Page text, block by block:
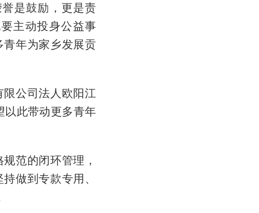
是鼓励，更是责
主动投身公益事
年为家乡发展贡
公司法人欧阳江
以此带动更多青年
范的闭环管理，
做到专款专用、